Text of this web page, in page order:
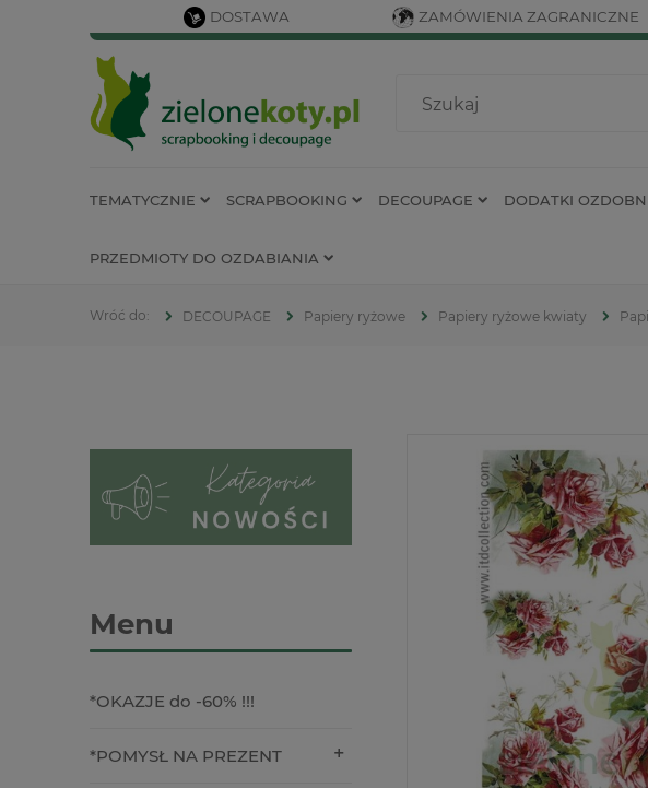
DOSTAWA ZAMÓWIENIA ZAGRANICZNE
TEMATYCZNIE SCRAPBOOKING DECOUPAGE DODATKI
PRZEDMIOTY DO OZDABIANIA
DECOUPAGE Papiery ryżowe Papiery ryżowe kwiaty
Menu
*OKAZJE do -60% !!!
*POMYSŁ NA PREZENT